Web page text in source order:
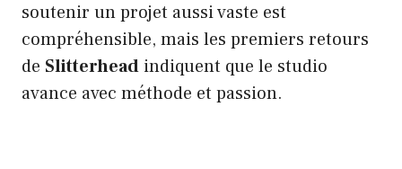
soutenir un projet aussi vaste est
compréhensible, mais les premiers retours
de Slitterhead indiquent que le studio
avance avec méthode et passion.